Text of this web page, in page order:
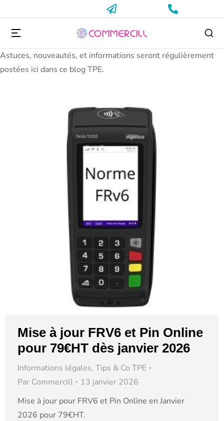
Astuces, nouveautés, et informations seront régulièrement
postées ici dans ce blog TPE.
Mise à jour FRV6 et Pin Online
pour 79€HT dès janvier 2026
Informations légales, Tips & Co TPE
Par Commercill
13 janvier 2026
Mise à jour pour FRV6 et Pin Online en Janvier
2026 pour 79€HT.